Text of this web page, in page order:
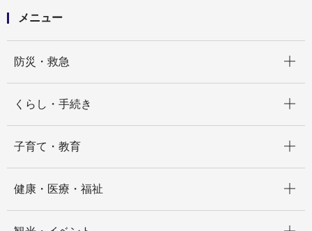
メニュー
防災・救急
くらし・手続き
子育て・教育
健康・医療・福祉